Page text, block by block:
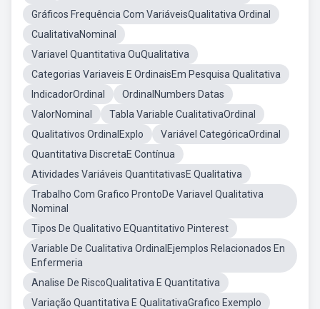
Gráficos Frequência Com VariáveisQualitativa Ordinal
CualitativaNominal
Variavel Quantitativa OuQualitativa
Categorias Variaveis E OrdinaisEm Pesquisa Qualitativa
IndicadorOrdinal
OrdinalNumbers Datas
ValorNominal
Tabla Variable CualitativaOrdinal
Qualitativos OrdinalExplo
Variável CategóricaOrdinal
Quantitativa DiscretaE Contínua
Atividades Variáveis QuantitativasE Qualitativa
Trabalho Com Grafico ProntoDe Variavel Qualitativa
Nominal
Tipos De Qualitativo EQuantitativo Pinterest
Variable De Cualitativa OrdinalEjemplos Relacionados En
Enfermeria
Analise De RiscoQualitativa E Quantitativa
Variação Quantitativa E QualitativaGrafico Exemplo